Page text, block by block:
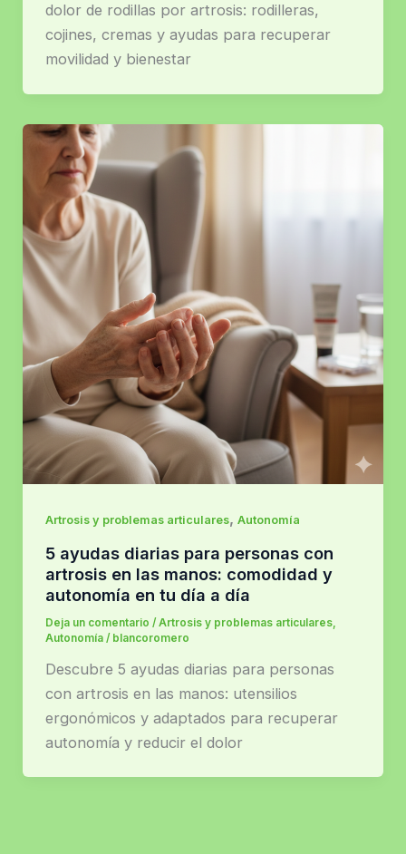
dolor de rodillas por artrosis: rodilleras,
cojines, cremas y ayudas para recuperar
movilidad y bienestar
Artrosis y problemas articulares, Autonomía
5 ayudas diarias para personas con
artrosis en las manos: comodidad y
autonomía en tu día a día
Deja un comentario / Artrosis y problemas articulares,
Autonomía/ blancoromero
Descubre 5 ayudas diarias para personas
con artrosis en las manos: utensilios
ergonómicos y adaptados para recuperar
autonomía y reducir el dolor